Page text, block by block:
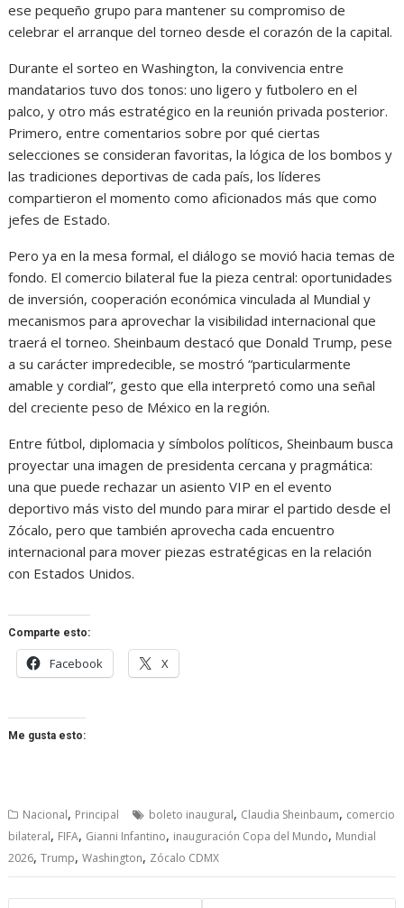
ese pequeño grupo para mantener su compromiso de
celebrar el arranque del torneo desde el corazón de la capital.
Durante el sorteo en Washington, la convivencia entre
mandatarios tuvo dos tonos: uno ligero y futbolero en el
palco, y otro más estratégico en la reunión privada posterior.
Primero, entre comentarios sobre por qué ciertas
selecciones se consideran favoritas, la lógica de los bombos y
las tradiciones deportivas de cada país, los líderes
compartieron el momento como aficionados más que como
jefes de Estado.
Pero ya en la mesa formal, el diálogo se movió hacia temas de
fondo. El comercio bilateral fue la pieza central: oportunidades
de inversión, cooperación económica vinculada al Mundial y
mecanismos para aprovechar la visibilidad internacional que
traerá el torneo. Sheinbaum destacó que Donald Trump, pese
a su carácter impredecible, se mostró “particularmente
amable y cordial”, gesto que ella interpretó como una señal
del creciente peso de México en la región.
Entre fútbol, diplomacia y símbolos políticos, Sheinbaum busca
proyectar una imagen de presidenta cercana y pragmática:
una que puede rechazar un asiento VIP en el evento
deportivo más visto del mundo para mirar el partido desde el
Zócalo, pero que también aprovecha cada encuentro
internacional para mover piezas estratégicas en la relación
con Estados Unidos.
Comparte esto:
Facebook X
Me gusta esto:
Nacional, Principal boleto inaugural, Claudia Sheinbaum, comercio
bilateral, FIFA, Gianni Infantino, inauguración Copa del Mundo, Mundial
2026,Trump,Washington, Zócalo CDMX